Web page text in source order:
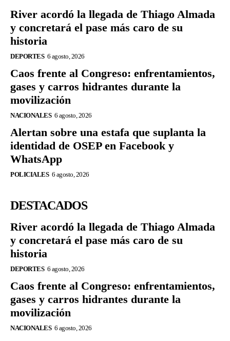
River acordó la llegada de Thiago Almada
y concretará el pase más caro de su
historia
DEPORTES 6 agosto, 2026
Caos frente al Congreso: enfrentamientos,
gases y carros hidrantes durante la
movilización
NACIONALES 6 agosto, 2026
Alertan sobre una estafa que suplanta la
identidad de OSEP en Facebook y
WhatsApp
POLICIALES 6 agosto, 2026
DESTACADOS
River acordó la llegada de Thiago Almada
y concretará el pase más caro de su
historia
DEPORTES 6 agosto, 2026
Caos frente al Congreso: enfrentamientos,
gases y carros hidrantes durante la
movilización
NACIONALES 6 agosto, 2026